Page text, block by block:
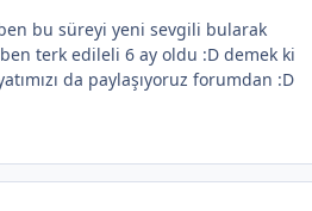
bu süreyi yeni sevgili bularak
terk edileli 6 ay oldu :D demek ki
da paylaşıyoruz forumdan :D